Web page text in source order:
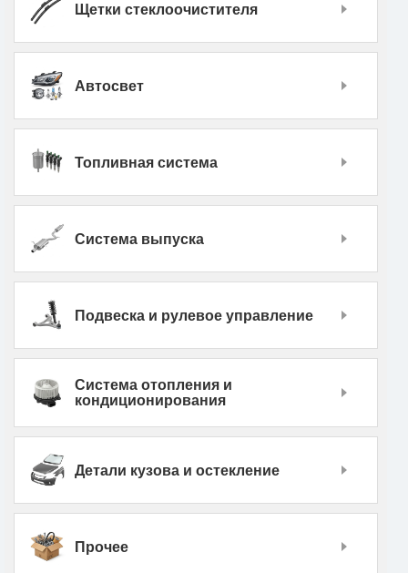
Щетки стеклоочистителя
Автосвет
Топливная система
Система выпуска
Подвеска и рулевое управление
Система отопления и
кондиционирования
Детали кузова и остекление
Прочее